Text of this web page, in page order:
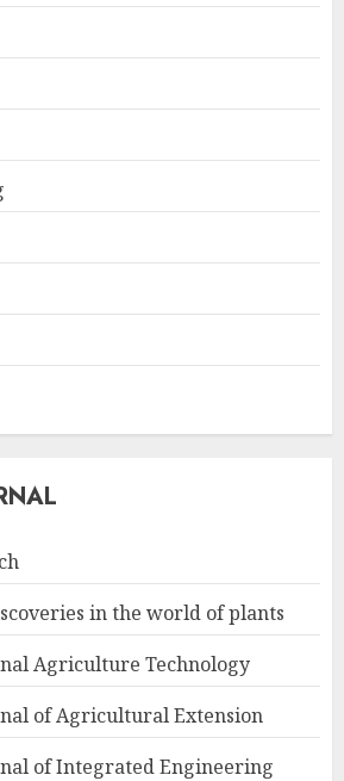
in the world of plants
Agriculture Technology
of Agricultural Extension
of Integrated Engineering